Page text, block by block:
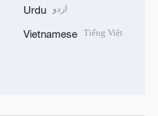
Urdu اردو
Vietnamese Tiếng Việt